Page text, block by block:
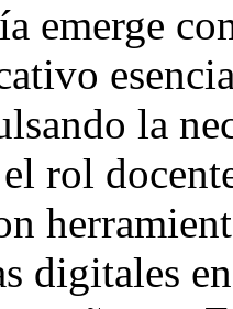
emerge
la
rol
digitales